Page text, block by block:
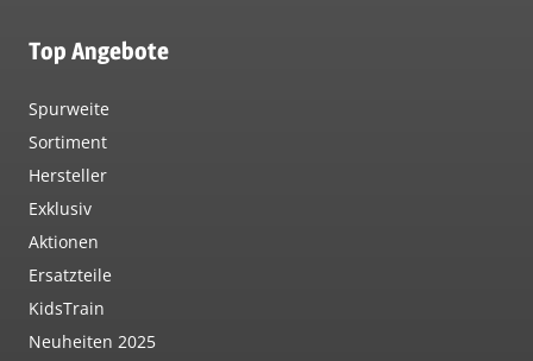
Top Angebote
Spurweite
Sortiment
Hersteller
Exklusiv
Aktionen
Ersatzteile
KidsTrain
Neuheiten 2025